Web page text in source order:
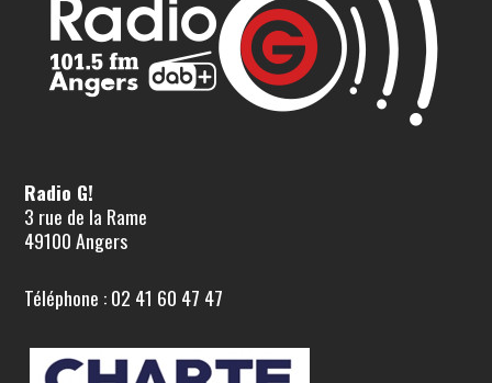
Radio G!
3 rue de la Rame
49100 Angers
Téléphone : 02 41 60 47 47